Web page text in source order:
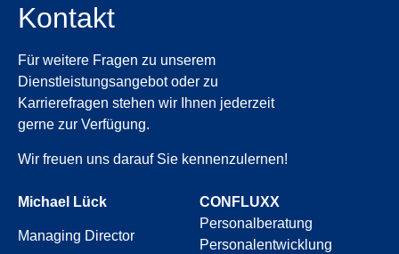
Kontakt
Für weitere Fragen zu unserem
Dienstleistungsangebot oder zu
Karrierefragen stehen wir Ihnen jederzeit
gerne zur Verfügung.
Wir freuen uns darauf Sie kennenzulernen!
Michael Lück
Managing Director
CONFLUXX
Personalberatung
Personalentwicklung